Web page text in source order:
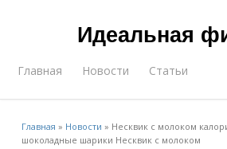
Идеальная
Главная Новости Статьи
Главная » Новости » Несквик с молоком
шоколадные шарики Несквик с молоком